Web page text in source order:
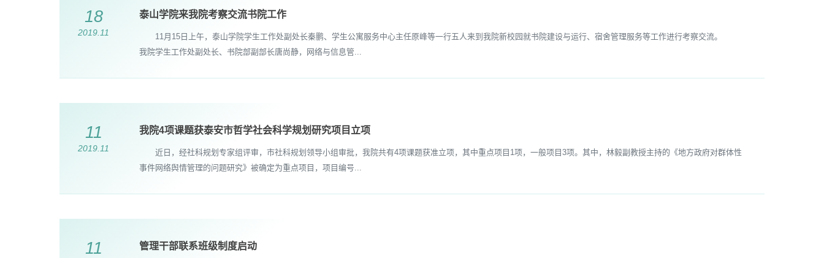
18
2019.11
泰山学院来我院考察交流书院工作
11月15日上午，泰山学院学生工作处副处长秦鹏、学生公寓服务中心主任原峰等一行五人来到我院新校园就书院建设与运行、宿舍管理服务等工作进行考察交流。
我院学生工作处副处长、书院部副部长唐尚静，网络与信息管...
11
2019.11
我院4项课题获泰安市哲学社会科学规划研究项目立项
近日，经社科规划专家组评审，市社科规划领导小组审批，我院共有4项课题获准立项，其中重点项目1项，一般项目3项。其中，林毅副教授主持的《地方政府对群体性
事件网络舆情管理的问题研究》被确定为重点项目，项目编号...
11 管理干部联系班级制度启动